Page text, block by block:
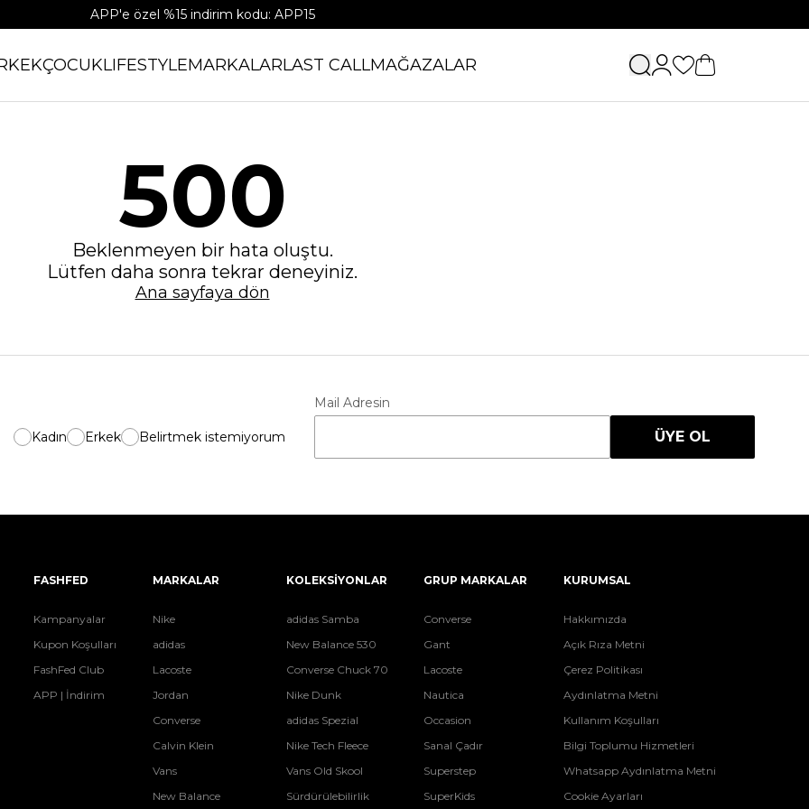
APP'e özel %15 indirim kodu: APP15
ÇOCUKLIFESTYLEMARKALARLAST CALLMAĞAZALAR
500
Beklenmeyen bir hata oluştu.
Lütfen daha sonra tekrar deneyiniz.
Ana sayfaya dön
Kadın Erkek Belirtmek istemiyorum
Mail Adresin
ÜYE OL
FASHFED
Kampanyalar
Kupon Koşulları
FashFed Club
APP | İndirim
MARKALAR
Nike
adidas
Lacoste
Jordan
Converse
Calvin Klein
Vans
New Balance
KOLEKSİYONLAR
adidas Samba
New Balance 530
Converse Chuck 70
Nike Dunk
adidas Spezial
Nike Tech Fleece
Vans Old Skool
Sürdürülebilirlik
GRUP MARKALAR
Converse
Gant
Lacoste
Nautica
Occasion
Sanal Çadır
Superstep
SuperKids
KURUMSAL
Hakkımızda
Açık Rıza Metni
Çerez Politikası
Aydınlatma Metni
Kullanım Koşulları
Bilgi Toplumu Hizmetleri
Whatsapp Aydınlatma Metni
Cookie Ayarları